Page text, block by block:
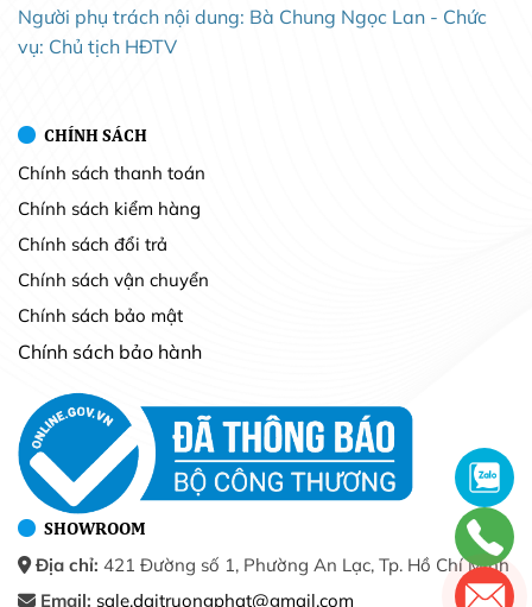
Người phụ trách nội dung: Bà Chung Ngọc Lan - Chức
vụ: Chủ tịch HĐTV
CHÍNH SÁCH
Chính sách thanh toán
Chính sách kiểm hàng
Chính sách đổi trả
Chính sách vận chuyển
Chính sách bảo mật
Chính sách bảo hành
SHOWROOM
Địa chỉ: 421 Đường số 1, Phường An Lạc, Tp. Hồ Chí Minh
Email: sale.daitruongphat@gmail.com